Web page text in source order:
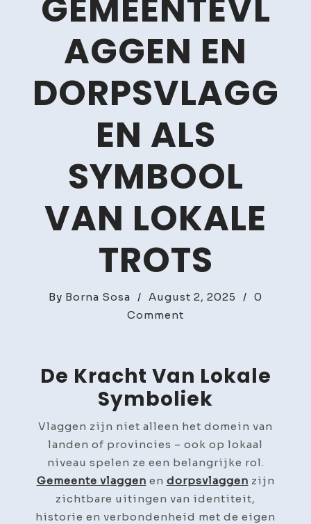
GEMEENTEVL
AGGEN EN
DORPSVLAGG
EN ALS
SYMBOOL
VAN LOKALE
TROTS
By Borna Sosa / August 2, 2025 / 0
Comment
een
verhaal
–
gemeentevlaggen
en
dorpsvlaggen
als
symbool
van
De Kracht Van Lokale
Symboliek
Vlaggen zijn niet alleen het domein van
landen of provincies – ook op lokaal
niveau spelen ze een belangrijke rol.
Gemeente vlaggen en dorpsvlaggen zijn
zichtbare uitingen van identiteit,
historie en verbondenheid met de eigen